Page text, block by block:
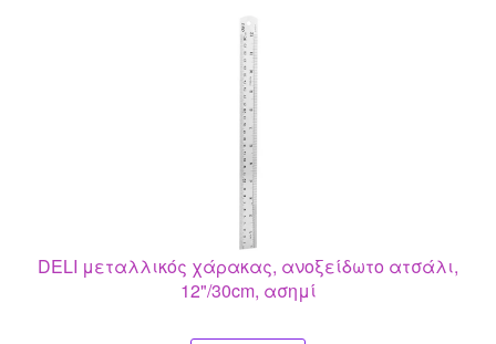
DELI μεταλλικός χάρακας, ανοξείδωτο ατσάλι,
12"/30cm, ασημί